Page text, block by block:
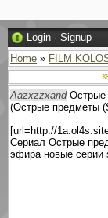
Login · Signup
Home » FILM
AazxzzxandОстрые
(Острые предметы
[url=http://
Сериал Острые
эфира новые серии